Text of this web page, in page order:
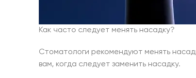
Как часто следует менять насадку?
Стоматологи рекомендуют менять
вам, когда следует заменить насадку.